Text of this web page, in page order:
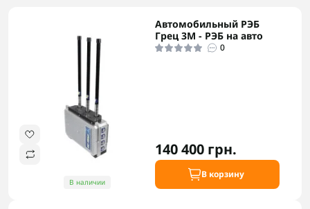
В наличии
Автомобильный РЭБ
Грец 3M - РЭБ на авто
0
140 400 грн.
В корзину